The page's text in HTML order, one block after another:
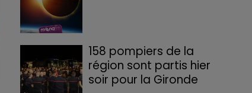
158 pompiers de la
région sont partis hier
soir pour la Gironde